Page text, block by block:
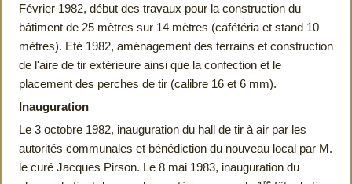
Février 1982, début des travaux pour la construction du
bâtiment de 25 mètres sur 14 mètres (cafétéria et stand 10
mètres). Eté 1982, aménagement des terrains et construction
de l'aire de tir extérieure ainsi que la confection et le
placement des perches de tir (calibre 16 et 6 mm).
Inauguration
Le 3 octobre 1982, inauguration du hall de tir à air par les
autorités communales et bénédiction du nouveau local par M.
le curé Jacques Pirson. Le 8 mai 1983, inauguration du